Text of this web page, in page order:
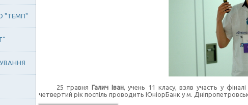
"ТЕМП"
25 травня Галич Іван, учень 11 класу, взяв участь у
четвертий рік поспіль проводить ЮніорБанк у м.